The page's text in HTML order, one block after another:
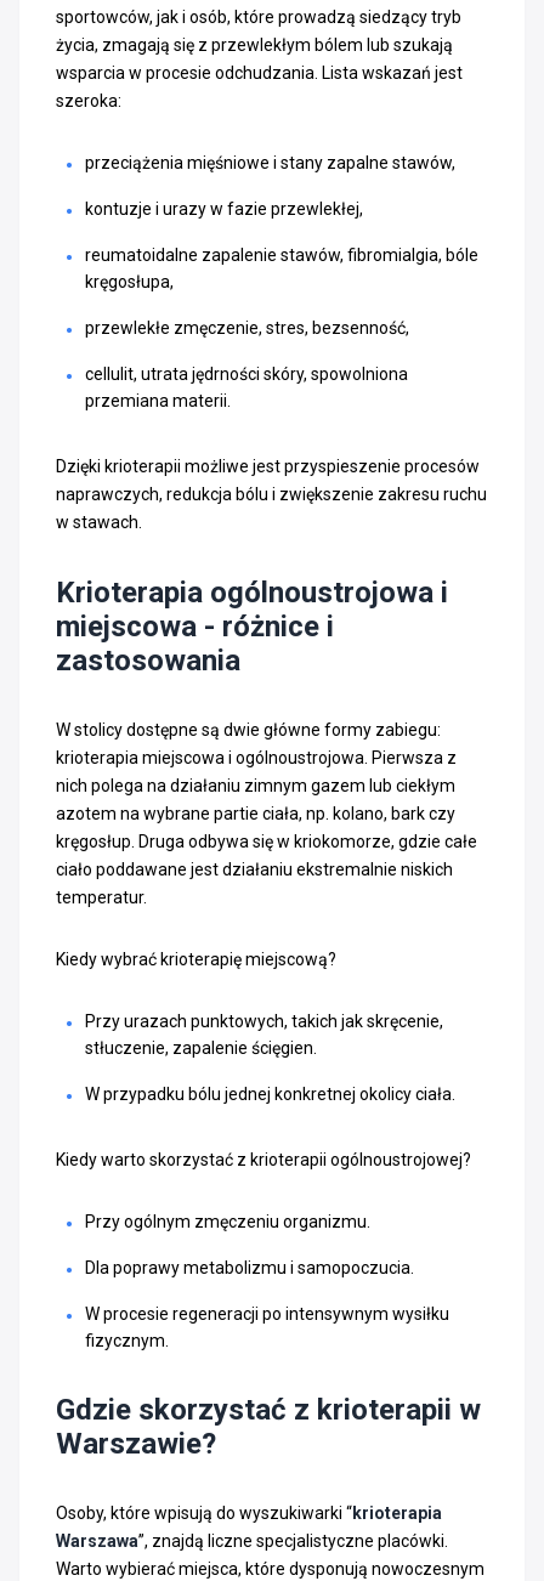
sportowców, jak i osób, które prowadzą siedzący tryb
życia, zmagają się z przewlekłym bólem lub szukają
wsparcia w procesie odchudzania. Lista wskazań jest
szeroka:
przeciążenia mięśniowe i stany zapalne stawów,
kontuzje i urazy w fazie przewlekłej,
reumatoidalne zapalenie stawów, fibromialgia, bóle
kręgosłupa,
przewlekłe zmęczenie, stres, bezsenność,
cellulit, utrata jędrności skóry, spowolniona
przemiana materii.
Dzięki krioterapii możliwe jest przyspieszenie procesów
naprawczych, redukcja bólu i zwiększenie zakresu ruchu
w stawach.
Krioterapia ogólnoustrojowa i
miejscowa - różnice i
zastosowania
W stolicy dostępne są dwie główne formy zabiegu:
krioterapia miejscowa i ogólnoustrojowa. Pierwsza z
nich polega na działaniu zimnym gazem lub ciekłym
azotem na wybrane partie ciała, np. kolano, bark czy
kręgosłup. Druga odbywa się w kriokomorze, gdzie całe
ciało poddawane jest działaniu ekstremalnie niskich
temperatur.
Kiedy wybrać krioterapię miejscową?
Przy urazach punktowych, takich jak skręcenie,
stłuczenie, zapalenie ścięgien.
W przypadku bólu jednej konkretnej okolicy ciała.
Kiedy warto skorzystać z krioterapii ogólnoustrojowej?
Przy ogólnym zmęczeniu organizmu.
Dla poprawy metabolizmu i samopoczucia.
W procesie regeneracji po intensywnym wysiłku
fizycznym.
Gdzie skorzystać z krioterapii w
Warszawie?
Osoby, które wpisują do wyszukiwarki “krioterapia
Warszawa”, znajdą liczne specjalistyczne placówki.
Warto wybierać miejsca, które dysponują nowoczesnym